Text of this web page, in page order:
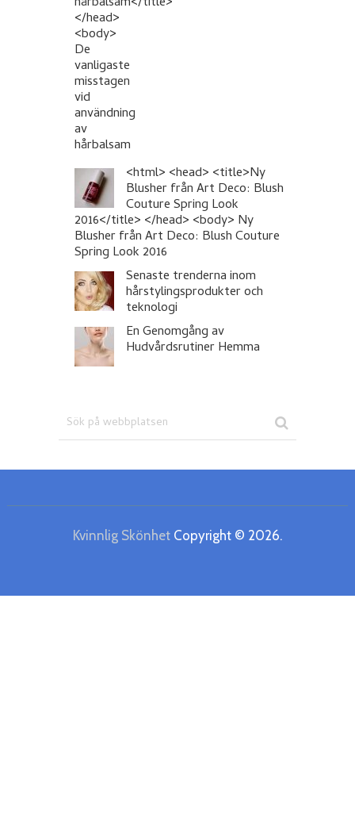
<html> <head> <title>Ny
Blusher från Art Deco: Blush
Couture Spring Look
2016</title> </head> <body> Ny
Blusher från Art Deco: Blush Couture
Spring Look 2016
Senaste trenderna inom
hårstylingsprodukter och
teknologi
En Genomgång av
Hudvårdsrutiner Hemma
Kvinnlig SkönhetCopyright © 2026.